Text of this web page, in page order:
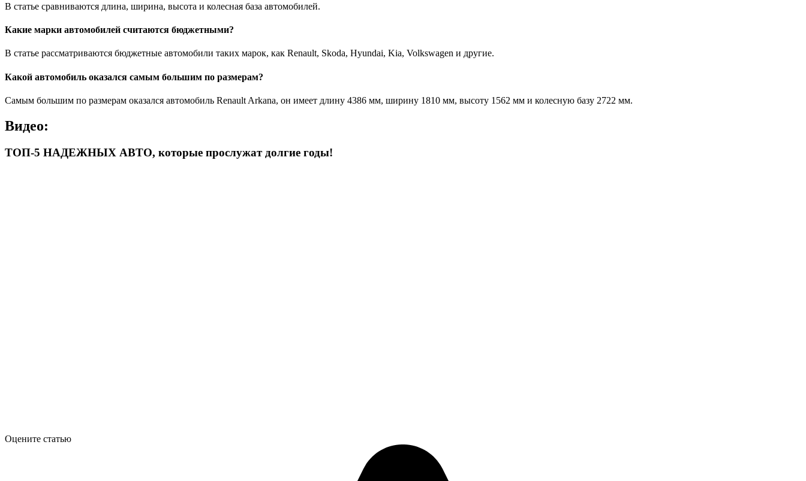
В статье сравниваются длина, ширина, высота и колесная база автомобилей.
Какие марки автомобилей считаются бюджетными?
В статье рассматриваются бюджетные автомобили таких марок, как Renault, Skoda, Hyundai, Kia, Volkswagen и другие.
Какой автомобиль оказался самым большим по размерам?
Самым большим по размерам оказался автомобиль Renault Arkana, он имеет длину 4386 мм, ширину 1810 мм, высоту 1562 мм и колесную базу 2722 мм.
Видео:
ТОП-5 НАДЕЖНЫХ АВТО, которые прослужат долгие годы!
Оцените статью